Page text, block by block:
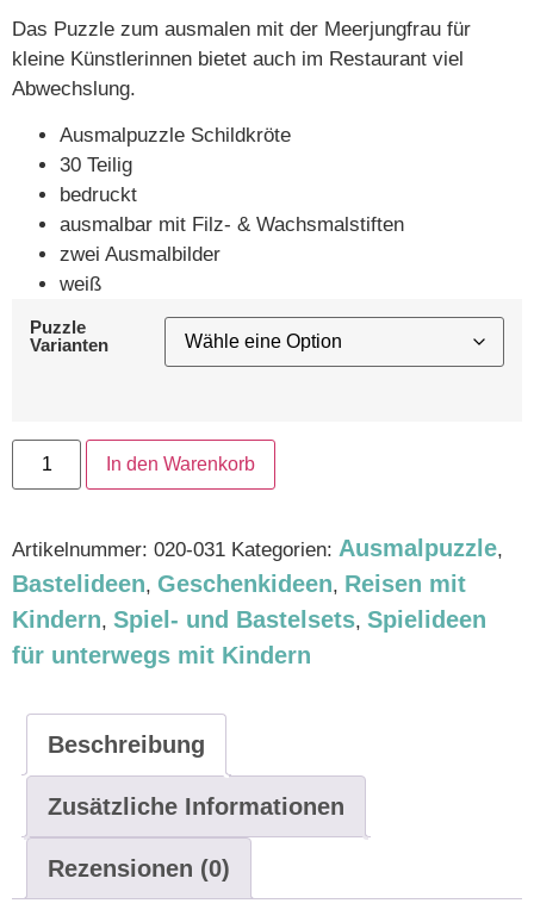
Das Puzzle zum ausmalen mit der Meerjungfrau für
kleine Künstlerinnen bietet auch im Restaurant viel
Abwechslung.
Ausmalpuzzle Schildkröte
30 Teilig
bedruckt
ausmalbar mit Filz- & Wachsmalstiften
zwei Ausmalbilder
weiß
Puzzle
Varianten
In den Warenkorb
Artikelnummer: 020-031 Kategorien: Ausmalpuzzle,
Bastelideen, Geschenkideen, Reisen mit
Kindern, Spiel- und Bastelsets, Spielideen
für unterwegs mit Kindern
Beschreibung
Zusätzliche Informationen
Rezensionen (0)